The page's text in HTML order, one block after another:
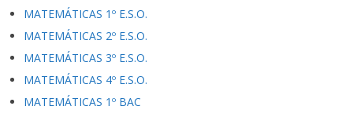
MATEMÁTICAS 1º E.S.O.
MATEMÁTICAS 2º E.S.O.
MATEMÁTICAS 3º E.S.O.
MATEMÁTICAS 4º E.S.O.
MATEMÁTICAS 1º BAC